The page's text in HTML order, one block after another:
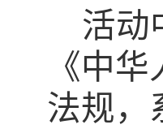
活动
《中
法规，